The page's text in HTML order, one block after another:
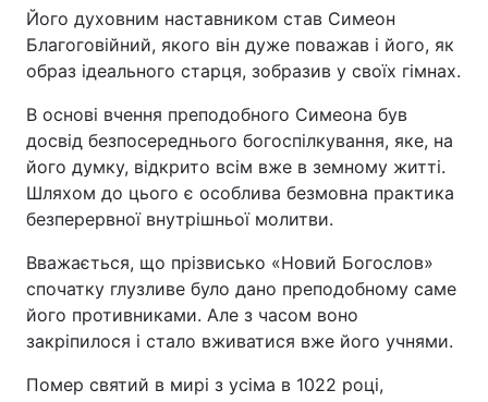
Його духовним наставником став Симеон
Благоговійний, якого він дуже поважав і його, як
образ ідеального старця, зобразив у своїх гімнах.
В основі вчення преподобного Симеона був
досвід безпосереднього богоспілкування, яке, на
його думку, відкрито всім вже в земному житті.
Шляхом до цього є особлива безмовна практика
безперервної внутрішньої молитви.
Вважається, що прізвисько «Новий Богослов»
спочатку глузливе було дано преподобному саме
його противниками. Але з часом воно
закріпилося і стало вживатися вже його учнями.
Помер святий в мирі з усіма в 1022 році,